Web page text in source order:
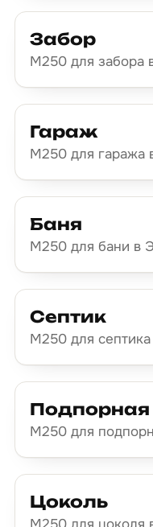
Забор
М250 для забора
Гараж
М250 для гаража
Баня
М250 для бани в
Септик
М250 для
Подпорная
М250 для
Цоколь